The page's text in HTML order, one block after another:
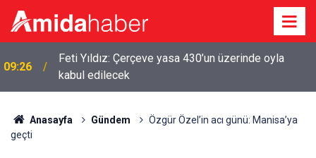
09:26
Feti Yıldız: Çerçeve yasa 430’un üzerinde oyla
kabul edilecek
Anasayfa Gündem
Özgür Özel’in acı günü: Manisa’ya
geçti